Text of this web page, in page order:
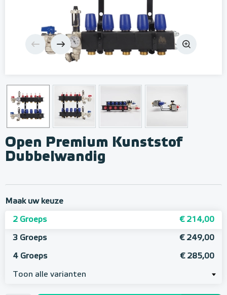
Open Premium Kunststof
Dubbelwandig
Maak uw keuze
2 Groeps € 214,00
3 Groeps € 249,00
4 Groeps € 285,00
Toon alle varianten